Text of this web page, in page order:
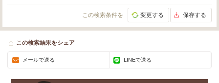
この検索条件を 変更する 保存する
この検索結果をシェア
メールで送る LINEで送る